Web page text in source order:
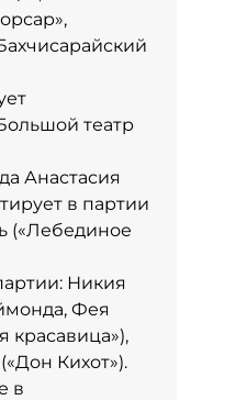
театр
Анастасия
в партии
(«Лебединое
Никия
Фея
красавица»),
Кихот»).
в